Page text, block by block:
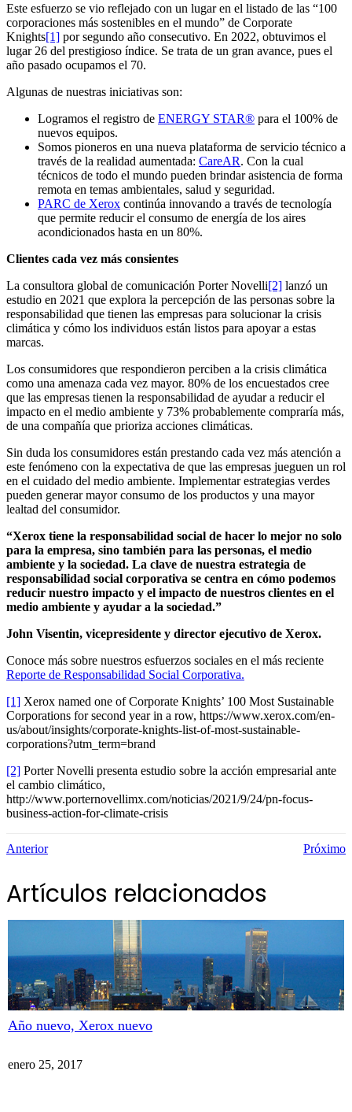
Este esfuerzo se vio reflejado con un lugar en el listado de las “100
corporaciones más sostenibles en el mundo” de Corporate
Knights[1] por segundo año consecutivo. En 2022, obtuvimos el
lugar 26 del prestigioso índice. Se trata de un gran avance, pues el
año pasado ocupamos el 70.
Algunas de nuestras iniciativas son:
Logramos el registro de ENERGY STAR® para el 100% de
nuevos equipos.
Somos pioneros en una nueva plataforma de servicio técnico a
través de la realidad aumentada: CareAR. Con la cual
técnicos de todo el mundo pueden brindar asistencia de forma
remota en temas ambientales, salud y seguridad.
PARC de Xerox continúa innovando a través de tecnología
que permite reducir el consumo de energía de los aires
acondicionados hasta en un 80%.
Clientes cada vez más consientes
La consultora global de comunicación Porter Novelli[2] lanzó un
estudio en 2021 que explora la percepción de las personas sobre la
responsabilidad que tienen las empresas para solucionar la crisis
climática y cómo los individuos están listos para apoyar a estas
marcas.
Los consumidores que respondieron perciben a la crisis climática
como una amenaza cada vez mayor. 80% de los encuestados cree
que las empresas tienen la responsabilidad de ayudar a reducir el
impacto en el medio ambiente y 73% probablemente compraría más,
de una compañía que prioriza acciones climáticas.
Sin duda los consumidores están prestando cada vez más atención a
este fenómeno con la expectativa de que las empresas jueguen un rol
en el cuidado del medio ambiente. Implementar estrategias verdes
pueden generar mayor consumo de los productos y una mayor
lealtad del consumidor.
“Xerox tiene la responsabilidad social de hacer lo mejor no solo
para la empresa, sino también para las personas, el medio
ambiente y la sociedad. La clave de nuestra estrategia de
responsabilidad social corporativa se centra en cómo podemos
reducir nuestro impacto y el impacto de nuestros clientes en el
medio ambiente y ayudar a la sociedad.”
John Visentin, vicepresidente y director ejecutivo de Xerox.
Conoce más sobre nuestros esfuerzos sociales en el más reciente
Reporte de Responsabilidad Social Corporativa.
[1] Xerox named one of Corporate Knights’ 100 Most Sustainable
Corporations for second year in a row, https://www.xerox.com/en-
us/about/insights/corporate-knights-list-of-most-sustainable-
corporations?utm_term=brand
[2] Porter Novelli presenta estudio sobre la acción empresarial ante
el cambio climático,
http://www.porternovellimx.com/noticias/2021/9/24/pn-focus-
business-action-for-climate-crisis
Anterior Próximo
Artículos relacionados
Año nuevo, Xerox nuevo
enero 25, 2017